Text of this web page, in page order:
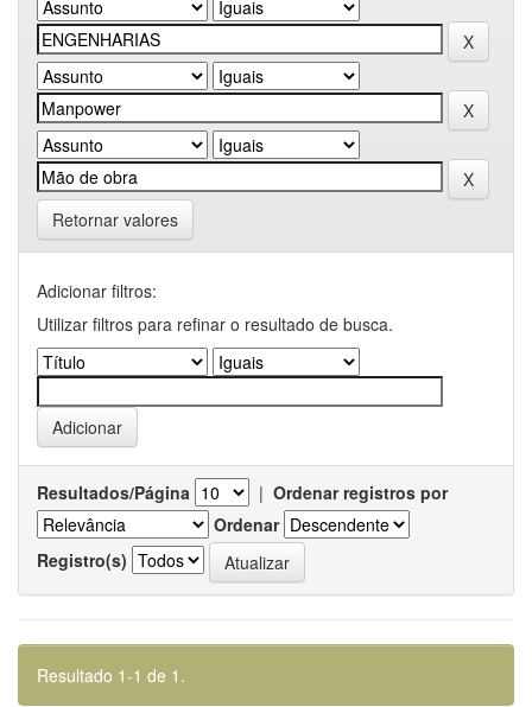
Retornar valores
Adicionar filtros:
Utilizar filtros para refinar o resultado de busca.
Resultados/Página | Ordenar registros por
Ordenar
Registro(s)
Resultado 1-1 de 1.